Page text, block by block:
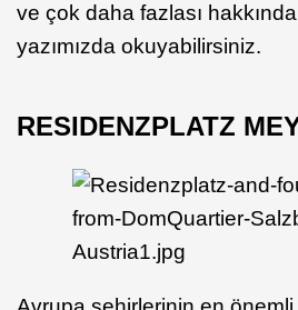
ve çok daha fazlası
yazımızda okuyabilirsiniz.
RESIDENZPLATZ